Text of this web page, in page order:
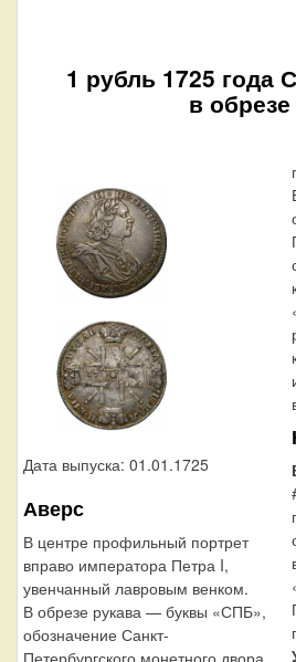
1 рубль 1725 года
в
Дата выпуска: 01.01.1725
Аверс
В центре профильный портрет
вправо императора Петра I,
увенчанный лавровым венком.
В обрезе рукава — буквы «СПБ»,
обозначение Санкт-